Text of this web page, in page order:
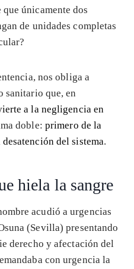
únicamente dos
de unidades completas
nos obliga a
sanitario que, en
a la negligencia en
doble: primero de la
del sistema.
hiela la sangre
acudió a urgencias
(Sevilla) presentando
derecho y afectación del
con urgencia la